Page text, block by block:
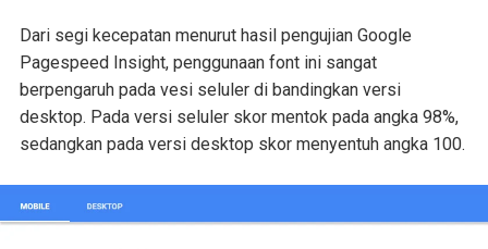
Dari segi kecepatan menurut hasil pengujian Google
Pagespeed Insight, penggunaan font ini sangat
berpengaruh pada vesi seluler di bandingkan versi
desktop. Pada versi seluler skor mentok pada angka 98%,
sedangkan pada versi desktop skor menyentuh angka 100.